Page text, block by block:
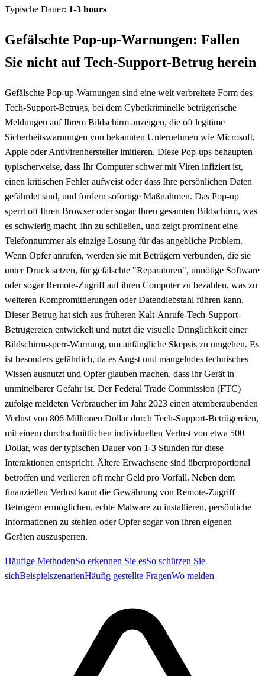
Typische Dauer: 1-3 hours
Gefälschte Pop-up-Warnungen: Fallen
Sie nicht auf Tech-Support-Betrug herein
Gefälschte Pop-up-Warnungen sind eine weit verbreitete Form des
Tech-Support-Betrugs, bei dem Cyberkriminelle betrügerische
Meldungen auf Ihrem Bildschirm anzeigen, die oft legitime
Sicherheitswarnungen von bekannten Unternehmen wie Microsoft,
Apple oder Antivirenhersteller imitieren. Diese Pop-ups behaupten
typischerweise, dass Ihr Computer schwer mit Viren infiziert ist,
einen kritischen Fehler aufweist oder dass Ihre persönlichen Daten
gefährdet sind, und fordern sofortige Maßnahmen. Das Pop-up
sperrt oft Ihren Browser oder sogar Ihren gesamten Bildschirm, was
es schwierig macht, ihn zu schließen, und zeigt prominent eine
Telefonnummer als einzige Lösung für das angebliche Problem.
Wenn Opfer anrufen, werden sie mit Betrügern verbunden, die sie
unter Druck setzen, für gefälschte "Reparaturen", unnötige Software
oder sogar Remote-Zugriff auf ihren Computer zu bezahlen, was zu
weiteren Kompromittierungen oder Datendiebstahl führen kann.
Dieser Betrug hat sich aus früheren Kalt-Anrufe-Tech-Support-
Betrügereien entwickelt und nutzt die visuelle Dringlichkeit einer
Bildschirm-sperr-Warnung, um anfängliche Skepsis zu umgehen. Es
ist besonders gefährlich, da es Angst und mangelndes technisches
Wissen ausnutzt und Opfer glauben machen, dass ihr Gerät in
unmittelbarer Gefahr ist. Der Federal Trade Commission (FTC)
zufolge meldeten Verbraucher im Jahr 2023 einen atemberaubenden
Verlust von 806 Millionen Dollar durch Tech-Support-Betrügereien,
mit einem durchschnittlichen individuellen Verlust von etwa 500
Dollar, was der typischen Dauer von 1-3 Stunden für diese
Interaktionen entspricht. Ältere Erwachsene sind überproportional
betroffen und verlieren oft mehr Geld pro Vorfall. Neben dem
finanziellen Verlust kann die Gewährung von Remote-Zugriff
Betrügern ermöglichen, echte Malware zu installieren, persönliche
Informationen zu stehlen oder Opfer sogar von ihren eigenen
Geräten auszusperren.
Häufige MethodenSo erkennen Sie esSo schützen Sie
sichBeispielszenarienHäufig gestellte FragenWo melden